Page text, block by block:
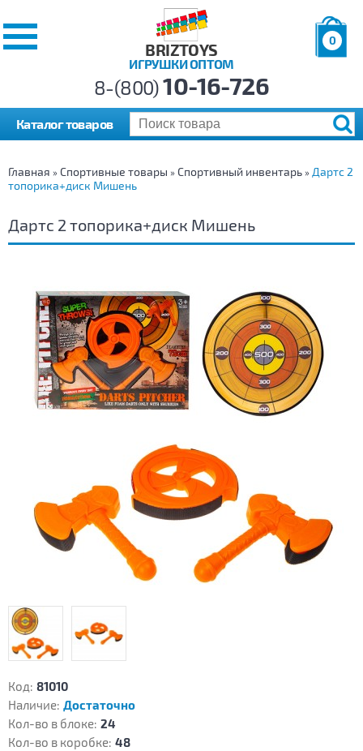
BRIZTOYS
ИГРУШКИ ОПТОМ
0
р.
8-(800)10-16-726
Каталог товаров
Главная » Спортивные товары » Спортивный инвентарь » Дартс 2
топорика+диск Мишень
Дартс 2 топорика+диск Мишень
Код: 81010
Наличие: Достаточно
Кол-во в блоке: 24
Кол-во в коробке: 48